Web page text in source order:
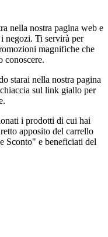
nella nostra pagina web e
negozi. Ti servirà per
magnifiche che
conoscere.
starai nella nostra pagina
sul link giallo per
i prodotti di cui hai
apposito del carrello
Sconto" e beneficiati del